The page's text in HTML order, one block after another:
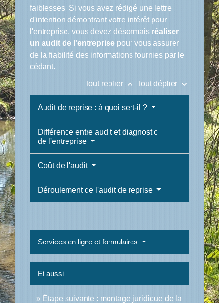
faiblesses. Si vous avez rédigé une lettre
d'intention démontrant votre intérêt pour
l'entreprise, vous devez désormais réaliser
un audit de l'entreprise pour vous assurer
de la fiabilité des informations fournies par le
cédant.
Tout replier keyboard_arrow_up Tout déplier keyboard_arrow_down
Audit de reprise : à quoi sert-il ?
Différence entre audit et diagnostic
de l'entreprise
Coût de l'audit
Déroulement de l'audit de reprise
Services en ligne et formulaires
Et aussi
Étape suivante : montage juridique de la